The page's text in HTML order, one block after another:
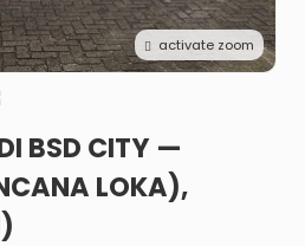
activate zoom
BSD CITY —
LOKA),